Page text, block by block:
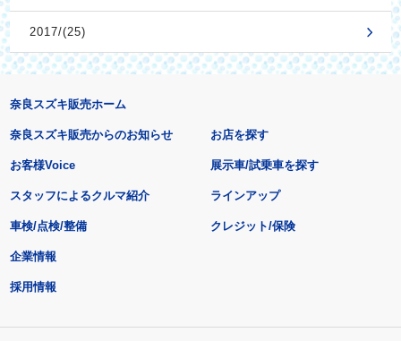
2017/(25)
奈良スズキ販売ホーム
奈良スズキ販売からのお知らせ
お客様Voice
スタッフによるクルマ紹介
お店を探す
展示車/試乗車を探す
ラインアップ
車検/点検/整備 クレジット/保険
企業情報
採用情報